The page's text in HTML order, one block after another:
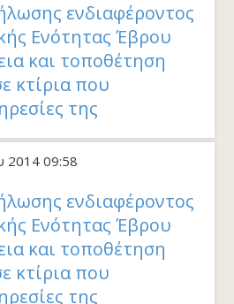
ενδιαφέροντος
Ενότητας Έβρου
και τοποθέτηση
κτίρια που
της
2014 09:58
ενδιαφέροντος
Ενότητας Έβρου
και τοποθέτηση
κτίρια που
της